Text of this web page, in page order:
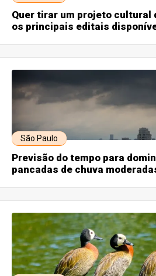
Quer tirar um projeto cultural
os principais editais
São Paulo
Previsão do tempo para
pancadas de chuva